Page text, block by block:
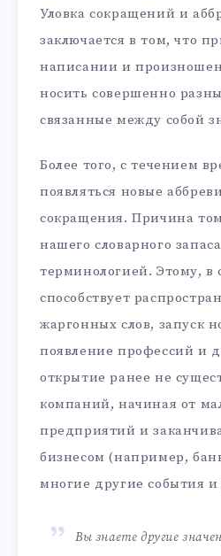
Уловка сокращений и
заключается в том, что
написании и
носить совершенно
связанные между собой
Более того, с течением
появляться новые
сокращения. Причина
нашего словарного
терминологией. Этому, в
способствует
жаргонных слов, запуск
появление профессий и
открытие ранее не
компаний, начиная от
предприятий и
бизнесом (например,
многие другие события
Вы знаете другие